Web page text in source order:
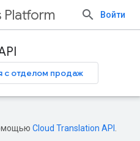
Platform Войти
с отделом продаж
Cloud Translation API